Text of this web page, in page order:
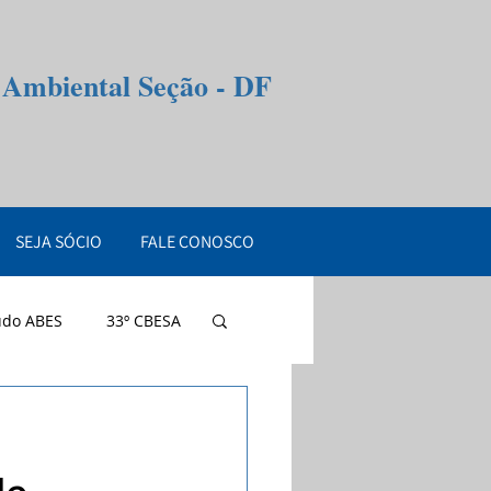
Seção - DF
SEJA SÓCIO FALE CONOSCO
ABES 33º CBESA